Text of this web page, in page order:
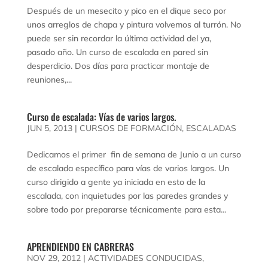
Después de un mesecito y pico en el dique seco por
unos arreglos de chapa y pintura volvemos al turrón. No
puede ser sin recordar la última actividad del ya,
pasado año. Un curso de escalada en pared sin
desperdicio. Dos días para practicar montaje de
reuniones,...
Curso de escalada: Vías de varios largos.
JUN 5, 2013| CURSOS DE FORMACIÓN, ESCALADAS
Dedicamos el primer fin de semana de Junio a un curso
de escalada específico para vías de varios largos. Un
curso dirigido a gente ya iniciada en esto de la
escalada, con inquietudes por las paredes grandes y
sobre todo por prepararse técnicamente para esta...
APRENDIENDO EN CABRERAS
NOV 29, 2012| ACTIVIDADES CONDUCIDAS,